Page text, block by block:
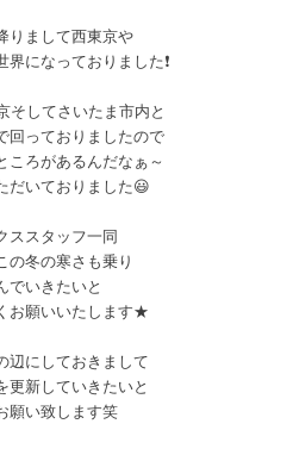
りまして西東京や
になっておりました❗
そしてさいたま市内と
回っておりましたので
ころがあるんだなぁ～
だいておりました😃
ススタッフ一同
の冬の寒さも乗り
でいきたいと
お願いいたします★
辺にしておきまして
更新していきたいと
願い致します笑